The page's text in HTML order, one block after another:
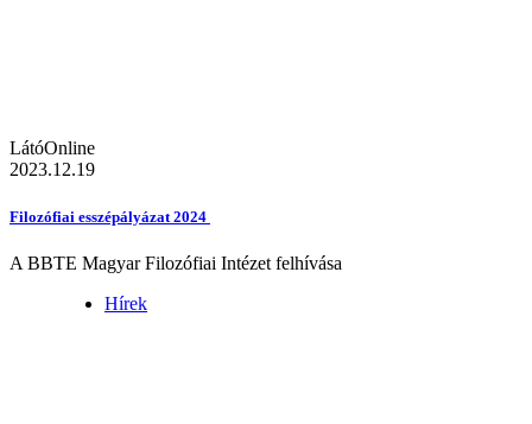
LátóOnline
2023.12.19
Filozófiai esszépályázat 2024
A BBTE Magyar Filozófiai Intézet felhívása
Hírek